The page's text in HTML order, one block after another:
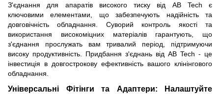
З'єднання для апаратів високого тиску від AB Tech є
ключовими елементами, що забезпечують надійність та
довговічність обладнання. Суворий контроль якості та
використання високоміцних матеріалів гарантують, що
з'єднання прослужать вам тривалий період, підтримуючи
високу продуктивність. Придбання з'єднань від AB Tech - це
інвестиція в довгострокову ефективність вашого клінінгового
обладнання.
Універсальні Фітінги та Адаптери: Налаштуйте